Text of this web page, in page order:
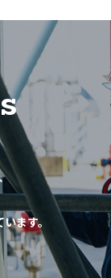
ます。